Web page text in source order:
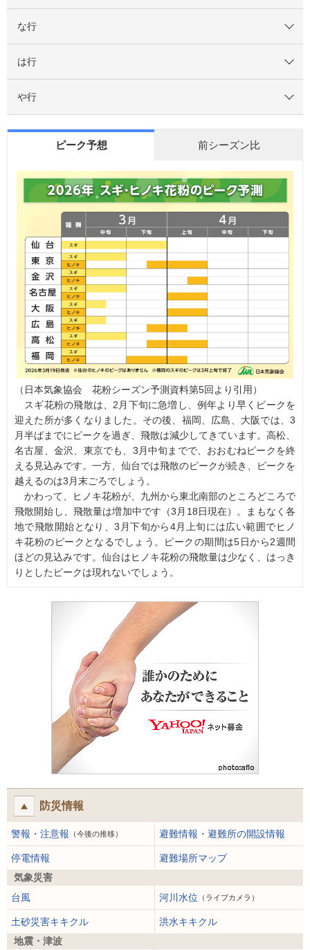
な行
は行
や行
ピーク予想 前シーズン比
（日本気象協会 花粉シーズン予測資料第5回より引用）
スギ花粉の飛散は、2月下旬に急増し、例年より早くピークを
迎えた所が多くなりました。その後、福岡、広島、大阪では、3
月半ばまでにピークを過ぎ、飛散は減少してきています。高松、
名古屋、金沢、東京でも、3月中旬までで、おおむねピークを終
える見込みです。一方、仙台では飛散のピークが続き、ピークを
越えるのは3月末ごろでしょう。
かわって、ヒノキ花粉が、九州から東北南部のところどころで
飛散開始し、飛散量は増加中です（3月18日現在）。まもなく各
地で飛散開始となり、3月下旬から4月上旬には広い範囲でヒノ
キ花粉のピークとなるでしょう。ピークの期間は5日から2週間
ほどの見込みです。仙台はヒノキ花粉の飛散量は少なく、はっき
りとしたピークは現れないでしょう。
防災情報
警報・注意報 （今後の推移） 避難情報・避難所の開設情報
停電情報
避難場所マップ
気象災害
台風
河川水位 （ライブカメラ）
土砂災害キキクル
洪水キキクル
地震・津波